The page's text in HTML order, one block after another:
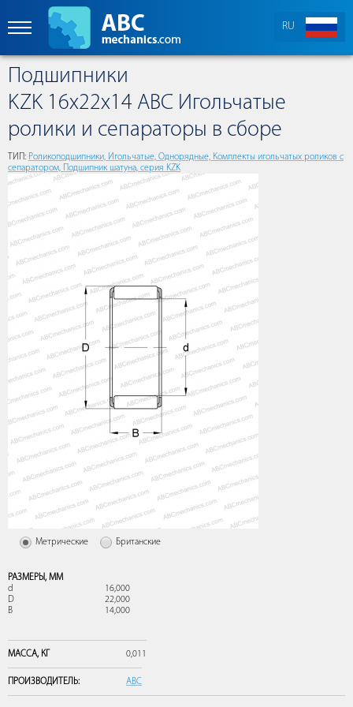
RU
Подшипники
KZK 16x22x14 ABC Игольчатые
ролики и сепараторы в сборе
ТИП: Роликоподшипники, Игольчатые, Однорядные, Комплекты игольчатых роликов с
сепаратором, Подшипник шатуна, серия KZK
Метрические Британские
РАЗМЕРЫ, ММ
d
16,000
D
22,000
B
14,000
МАССА, КГ 0,011
ПРОИЗВОДИТЕЛЬ: ABC